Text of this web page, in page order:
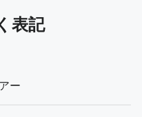
表記
ー